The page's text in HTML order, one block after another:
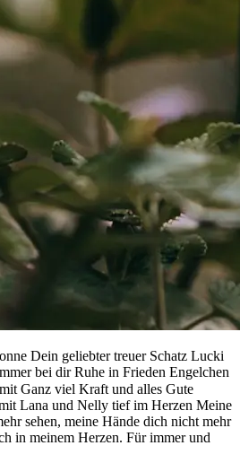
Dein geliebter treuer Schatz Lucki
bei dir Ruhe in Frieden Engelchen
Ganz viel Kraft und alles Gute
Lana und Nelly tief im Herzen Meine
sehen, meine Hände dich nicht mehr
in meinem Herzen. Für immer und